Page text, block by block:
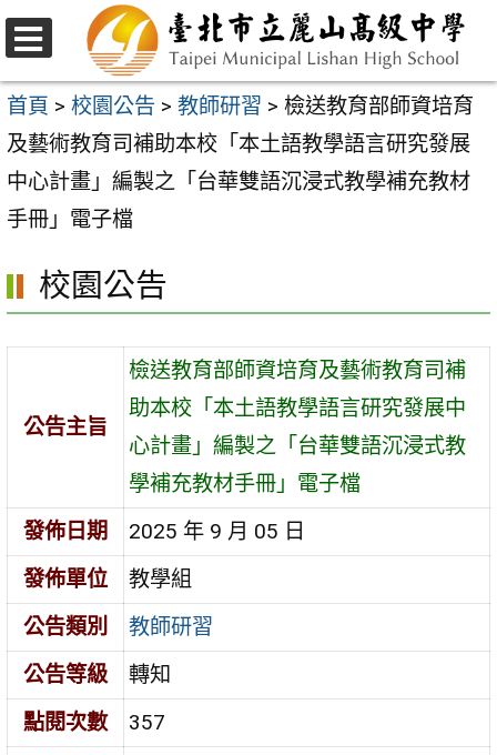
跳
至
主
要
內
容
選
單
首頁 > 校園公告 > 教師研習 > 檢送教育部師資培育
及藝術教育司補助本校「本土語教學語言研究發展
中心計畫」編製之「台華雙語沉浸式教學補充教材
手冊」電子檔
校園公告
公告主旨
檢送教育部師資培育及藝術教育司補
助本校「本土語教學語言研究發展中
心計畫」編製之「台華雙語沉浸式教
學補充教材手冊」電子檔
發佈日期
2025 年 9 月 05 日
發佈單位
教學組
公告類別
教師研習
公告等級
轉知
點閱次數
357